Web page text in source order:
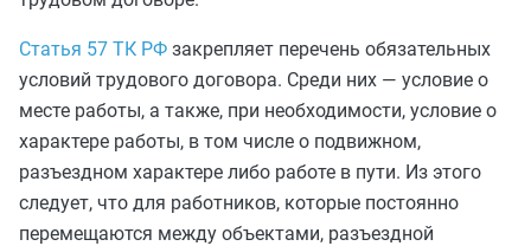
Статья 57 ТК РФ закрепляет перечень обязательных
условий трудового договора. Среди них — условие о
месте работы, а также, при необходимости, условие о
характере работы, в том числе о подвижном,
разъездном характере либо работе в пути. Из этого
следует, что для работников, которые постоянно
перемещаются между объектами, разъездной